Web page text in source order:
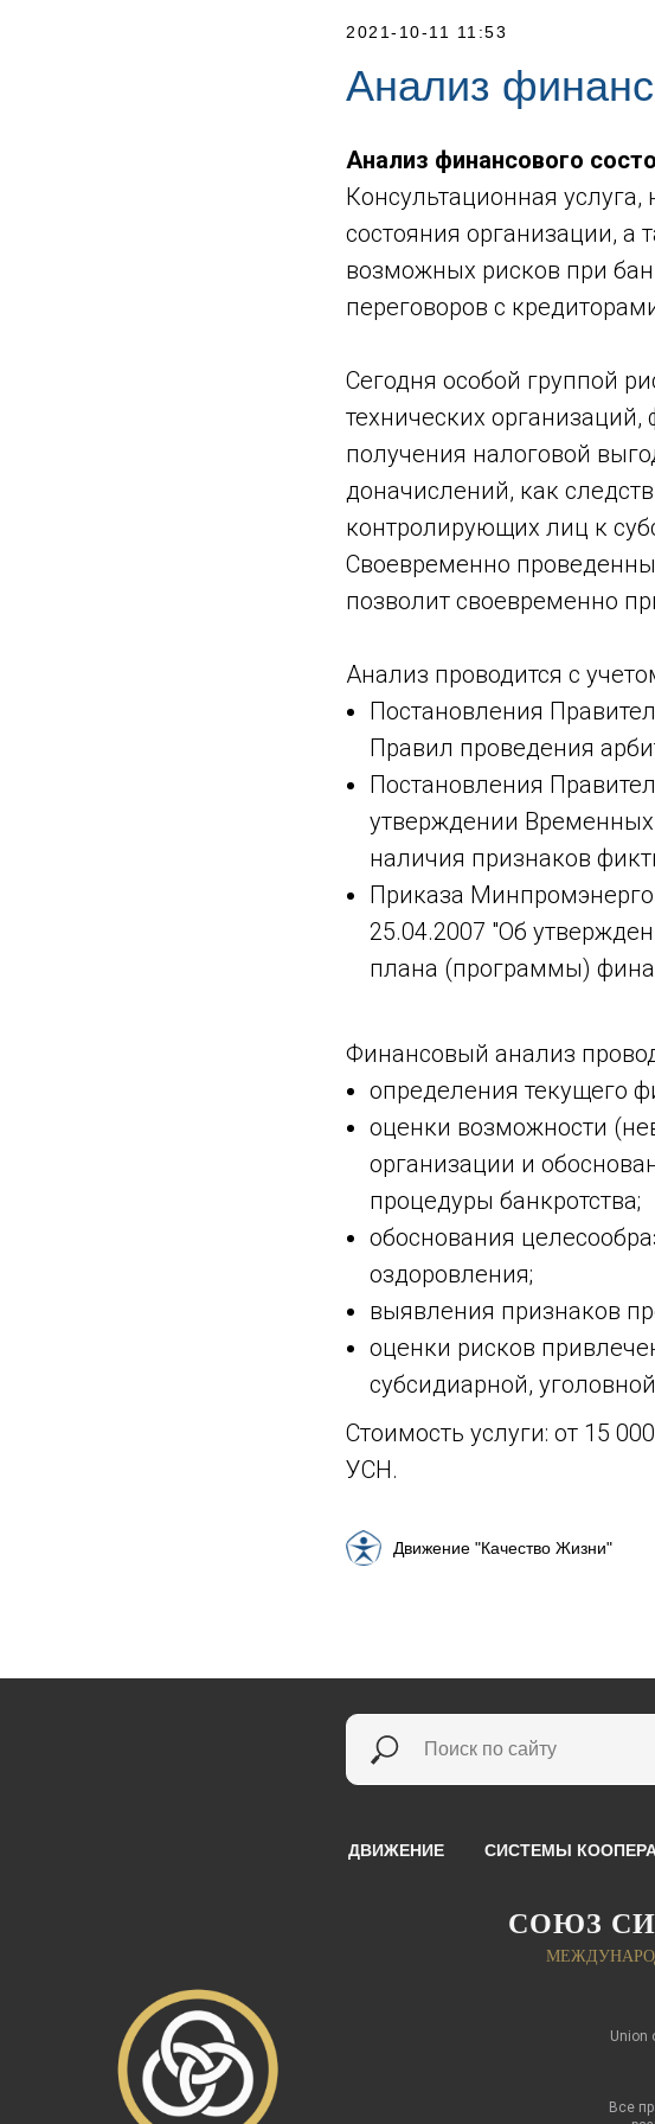
2021-10-11 11:53
Анализ
Анализ финансового
Консультационная
состояния организации, а
возможных рисков при
переговоров с
Сегодня особой группой
технических
получения налоговой
доначислений, как
контролирующих лиц к
Своевременно
позволит своевременно
Анализ проводится с
Постановления
Правил проведения
Постановления
утверждении
наличия признаков
Приказа
25.04.2007 "Об
плана (программы)
Финансовый анализ
определения текущего
оценки возможности
организации и
процедуры банкротства;
обоснования
оздоровления;
выявления признаков
оценки рисков
субсидиарной,
Стоимость услуги: от 15
УСН.
Движение "Качество Жизни"
ДВИЖЕНИЕ СИСТЕМЫ
СОЮЗ
Union
Все